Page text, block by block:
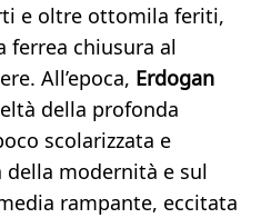
e oltre ottomila feriti,
ferrea chiusura al
All’epoca, Erdogan
della profonda
scolarizzata e
modernità e sul
rampante, eccitata